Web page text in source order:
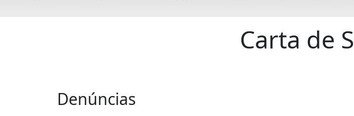
Carta de
Denúncias